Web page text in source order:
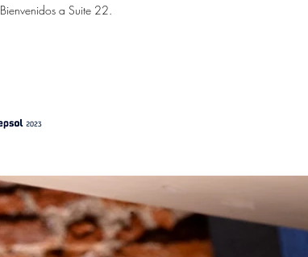
Bienvenidos a Suite 22.